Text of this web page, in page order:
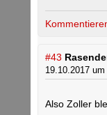
#43
19.10.2017
Also Zoller